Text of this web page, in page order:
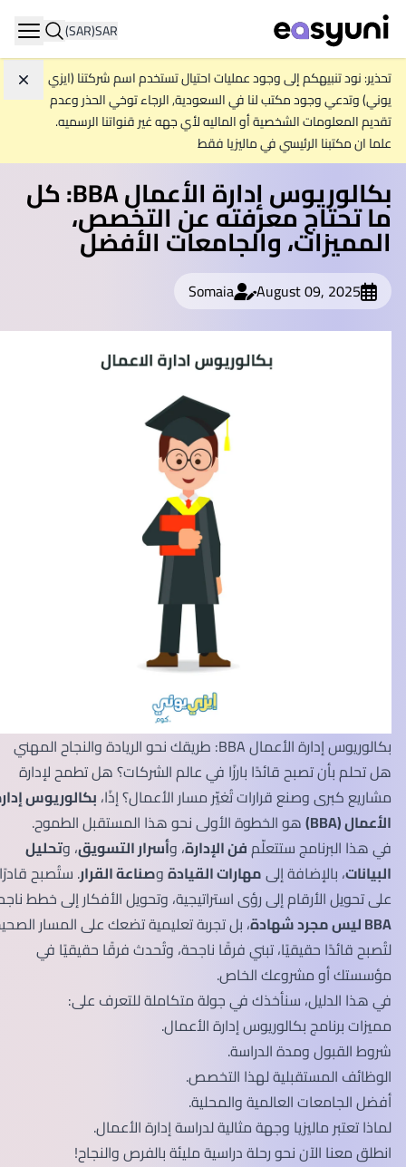
SAR
(SAR)
تحذير: نود تنبيهكم إلى وجود عمليات احتيال تستخدم اسم شركتنا (ايزي
يوني) وتدعي وجود مكتب لنا في السعودية, الرجاء توخي الحذر وعدم
تقديم المعلومات الشخصية أو الماليه لأي جهه غير قنواتنا الرسميه.
علما ان مكتبنا الرئيسي في ماليزيا فقط
تجاهل
بكالوريوس إدارة الأعمال BBA: كل
ما تحتاج معرفته عن التخصص،
المميزات، والجامعات الأفضل
August 09, 2025
Somaia
بكالوريوس إدارة الأعمال BBA: طريقك نحو الريادة والنجاح المهني
هل تحلم بأن تصبح قائدًا بارزًا في عالم الشركات؟ هل تطمح لإدارة
مشاريع كبرى وصنع قرارات تُغيّر مسار الأعمال؟ إذًا،بكالوريوس إدارة
الأعمال (BBA)
هو الخطوة الأولى نحو هذا المستقبل الطموح.
في هذا البرنامج ستتعلّمفن الإدارة، وأسرار التسويق، وتحليل
البيانات، بالإضافة إلىمهارات القيادةوصناعة القرار. ستُصبح قادرًا
على تحويل الأرقام إلى رؤى استراتيجية، وتحويل الأفكار إلى خطط ناجحة.
BBA ليس مجرد شهادة
، بل تجربة تعليمية تضعك على المسار الصحيح
لتُصبح قائدًا حقيقيًا، تبني فرقًا ناجحة، وتُحدث فرقًا حقيقيًا في
مؤسستك أو مشروعك الخاص.
في هذا الدليل، سنأخذك في جولة متكاملة للتعرف على:
مميزات برنامج بكالوريوس إدارة الأعمال.
شروط القبول ومدة الدراسة.
الوظائف المستقبلية لهذا التخصص.
أفضل الجامعات العالمية والمحلية.
لماذا تعتبر ماليزيا وجهة مثالية لدراسة إدارة الأعمال.
انطلق معنا الآن نحو رحلة دراسية مليئة بالفرص والنجاح!